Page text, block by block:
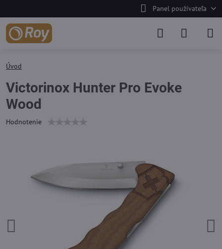
Panel používateľa
Úvod
Victorinox Hunter Pro Evoke
Wood
Hodnotenie